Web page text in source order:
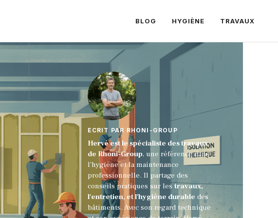
BLOG HYGIÈNE TRAVAUX
ECRIT PAR RHONI-GROUP
Hervé est le spécialiste des travaux
de Rhoni-Group, une référence dans
l'hygiène et la maintenance
professionnelle. Il partage des
conseils pratiques sur lestravaux,
l'entretien, et l'hygiène durable des
bâtiments. Avec son regard technique